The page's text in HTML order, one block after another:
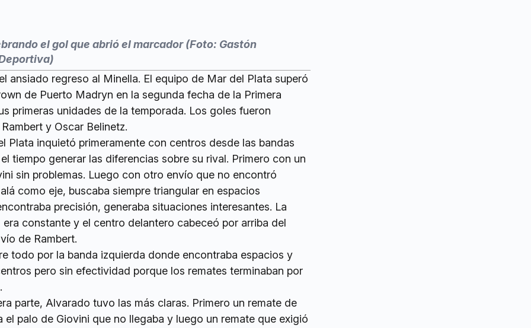
el gol que abrió el marcador (Foto: Gastón
ansiado regreso al Minella. El equipo de Mar del Plata superó
de Puerto Madryn en la segunda fecha de la Primera
primeras unidades de la temporada. Los goles fueron
y Oscar Belinetz.
Plata inquietó primeramente con centros desde las bandas
tiempo generar las diferencias sobre su rival. Primero con un
sin problemas. Luego con otro envío que no encontró
como eje, buscaba siempre triangular en espacios
precisión, generaba situaciones interesantes. La
constante y el centro delantero cabeceó por arriba del
de Rambert.
todo por la banda izquierda donde encontraba espacios y
pero sin efectividad porque los remates terminaban por
parte, Alvarado tuvo las más claras. Primero un remate de
el palo de Giovini que no llegaba y luego un remate que exigió